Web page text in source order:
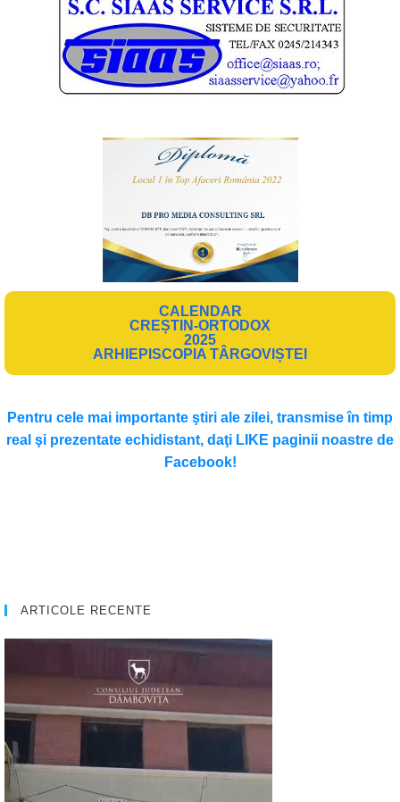
CALENDAR
CREȘTIN-ORTODOX
2025
ARHIEPISCOPIA TÂRGOVIȘTEI
Pentru cele mai importante ştiri ale zilei, transmise în timp
real şi prezentate echidistant, daţi LIKE paginii noastre de
Facebook!
ARTICOLE RECENTE